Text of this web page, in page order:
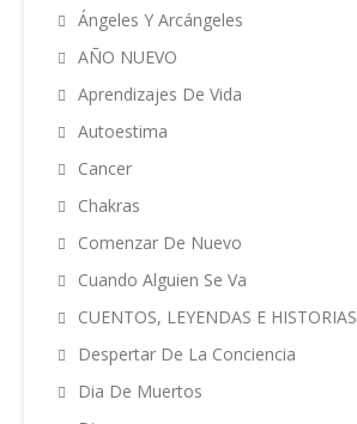
Ángeles Y Arcángeles
AÑO NUEVO
Aprendizajes De Vida
Autoestima
Cancer
Chakras
Comenzar De Nuevo
Cuando Alguien Se Va
CUENTOS, LEYENDAS E HISTORIAS
Despertar De La Conciencia
Dia De Muertos